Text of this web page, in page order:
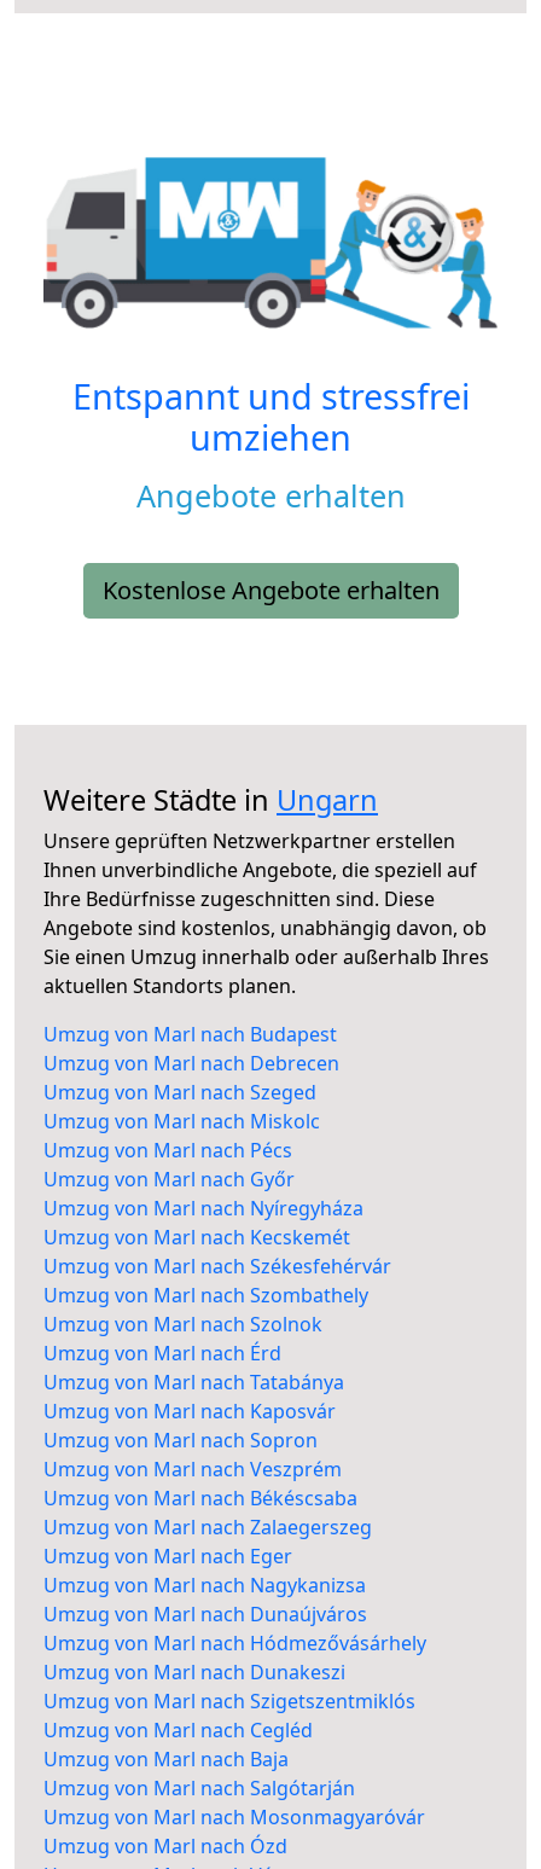
Entspannt und stressfrei
umziehen
Angebote erhalten
Kostenlose Angebote erhalten
Weitere Städte in Ungarn
Unsere geprüften Netzwerkpartner erstellen
Ihnen unverbindliche Angebote, die speziell auf
Ihre Bedürfnisse zugeschnitten sind. Diese
Angebote sind kostenlos, unabhängig davon, ob
Sie einen Umzug innerhalb oder außerhalb Ihres
aktuellen Standorts planen.
Umzug von Marl nach Budapest
Umzug von Marl nach Debrecen
Umzug von Marl nach Szeged
Umzug von Marl nach Miskolc
Umzug von Marl nach Pécs
Umzug von Marl nach Győr
Umzug von Marl nach Nyíregyháza
Umzug von Marl nach Kecskemét
Umzug von Marl nach Székesfehérvár
Umzug von Marl nach Szombathely
Umzug von Marl nach Szolnok
Umzug von Marl nach Érd
Umzug von Marl nach Tatabánya
Umzug von Marl nach Kaposvár
Umzug von Marl nach Sopron
Umzug von Marl nach Veszprém
Umzug von Marl nach Békéscsaba
Umzug von Marl nach Zalaegerszeg
Umzug von Marl nach Eger
Umzug von Marl nach Nagykanizsa
Umzug von Marl nach Dunaújváros
Umzug von Marl nach Hódmezővásárhely
Umzug von Marl nach Dunakeszi
Umzug von Marl nach Szigetszentmiklós
Umzug von Marl nach Cegléd
Umzug von Marl nach Baja
Umzug von Marl nach Salgótarján
Umzug von Marl nach Mosonmagyaróvár
Umzug von Marl nach Ózd